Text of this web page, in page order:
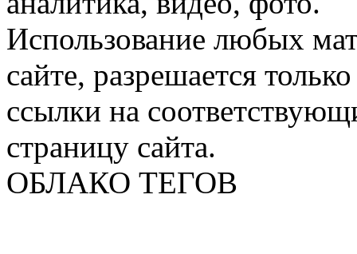
Использование любых
сайте, разрешается
ссылки на
страницу сайта.
ОБЛАКО ТЕГОВ